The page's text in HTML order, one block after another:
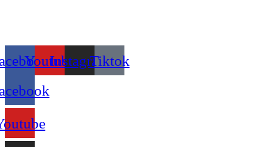
YoutubeInstagramTiktok